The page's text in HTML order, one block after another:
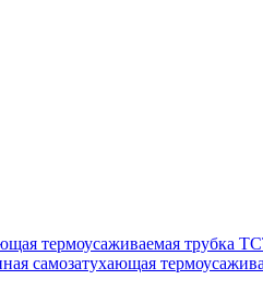
термоусаживаемая трубка
самозатухающая